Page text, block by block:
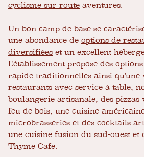
cyclisme sur route aventures.
Un bon camp de base se
une abondance de options de
diversifiées et un excellent
L'établissement propose des
rapide traditionnelles ainsi qu'une
restaurants avec service à table,
boulangerie artisanale, des pizzas
feu de bois, une cuisine
microbrasseries et des cocktails
une cuisine fusion du sud-ouest
Thyme Cafe.